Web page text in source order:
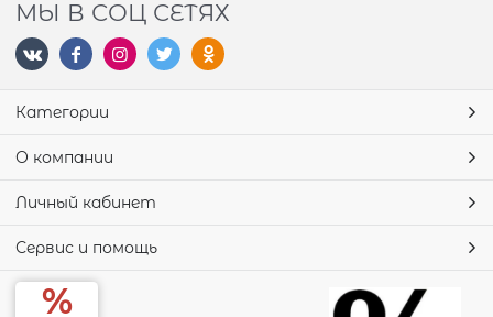
МЫ В СОЦ СЕТЯХ
Категории
О компании
Личный кабинет
Сервис и помощь